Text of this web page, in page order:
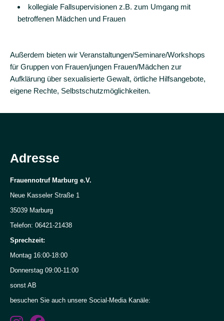
Arbeitsplatz
Sexuelle
Belästigung
&
Catcalling
Projekte
mich.
vor
Ort!
Inklusive
Frauen
und
Mädchen
in
Hessen
kollegiale Fallsupervisionen z.B. zum Umgang mit
betroffenen Mädchen und Frauen
Außerdem bieten wir Veranstaltungen/Seminare/Workshops
für Gruppen von Frauen/jungen Frauen/Mädchen zur
Aufklärung über sexualisierte Gewalt, örtliche Hilfsangebote,
eigene Rechte, Selbstschutzmöglichkeiten.
Adresse
Frauennotruf Marburg e.V.
Neue Kasseler Straße 1
35039 Marburg
Telefon: 06421-21438
Sprechzeit:
Montag 16:00-18:00
Donnerstag 09:00-11:00
sonst AB
besuchen Sie auch unsere Social-Media Kanäle: